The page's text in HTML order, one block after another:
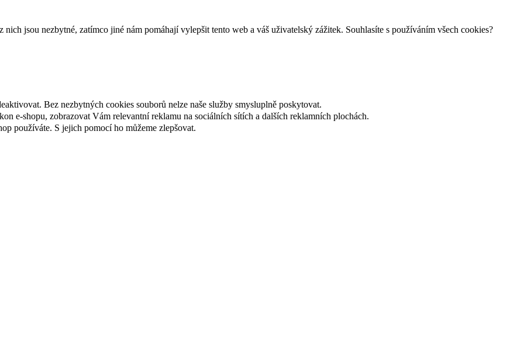
jsou nezbytné, zatímco jiné nám pomáhají vylepšit tento web a váš uživatelský zážitek. Souhlasíte s používáním všech cookies?
Bez nezbytných cookies souborů nelze naše služby smysluplně poskytovat.
e-shopu, zobrazovat Vám relevantní reklamu na sociálních sítích a dalších reklamních plochách.
používáte. S jejich pomocí ho můžeme zlepšovat.